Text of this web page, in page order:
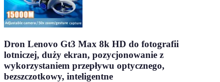
Dron Lenovo Gt3 Max 8k HD do fotografii
lotniczej, duży ekran, pozycjonowanie z
wykorzystaniem przepływu optycznego,
bezszczotkowy, inteligentne